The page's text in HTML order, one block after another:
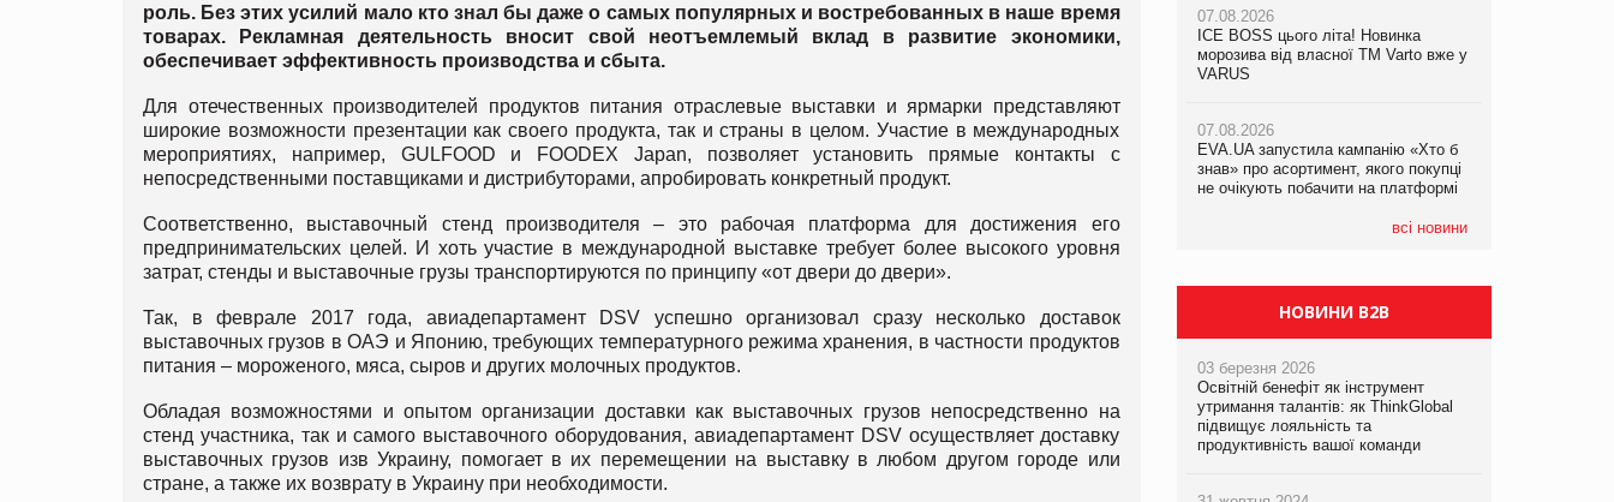
роль. Без этих усилий мало кто знал бы даже о самых популярных и востребованных в наше время
товарах. Рекламная деятельность вносит свой неотъемлемый вклад в развитие экономики,
обеспечивает эффективность производства и сбыта.
Для отечественных производителей продуктов питания отраслевые выставки и ярмарки представляют
широкие возможности презентации как своего продукта, так и страны в целом. Участие в международных
мероприятиях, например, GULFOOD и FOODEX Japan, позволяет установить прямые контакты с
непосредственными поставщиками и дистрибуторами, апробировать конкретный продукт.
Соответственно, выставочный стенд производителя – это рабочая платформа для достижения его
предпринимательских целей. И хоть участие в международной выставке требует более высокого уровня
затрат, стенды и выставочные грузы транспортируются по принципу «от двери до двери».
Так, в феврале 2017 года, авиадепартамент DSV успешно организовал сразу несколько доставок
выставочных грузов в ОАЭ и Японию, требующих температурного режима хранения, в частности продуктов
питания – мороженого, мяса, сыров и других молочных продуктов.
Обладая возможностями и опытом организации доставки как выставочных грузов непосредственно на
стенд участника, так и самого выставочного оборудования, авиадепартамент DSV осуществляет доставку
выставочных грузов изв Украину, помогает в их перемещении на выставку в любом другом городе или
стране, а также их возврату в Украину при необходимости.
07.08.2026
ICE BOSS цього літа! Новинка
морозива від власної ТМ Varto вже у
VARUS
07.08.2026
EVA.UA запустила кампанію «Хто б
знав» про асортимент, якого покупці
не очікують побачити на платформі
всі новини
06.08.2026
Смачна новинка для хвостатих: у
VARUS з’явилися паучі Varto Paw
05.08.2026
Мережа супермаркетів VARUS купує
мережу магазинів формату
компанія налічуватиме 374 магазини
07.08.2026
Франція заборонила рекламні дзвінки
НОВИНИ B2B
03 березня 2026
Освітній бенефіт як інструмент
утримання талантів: як ThinkGlobal
підвищує лояльність та
продуктивність вашої команди